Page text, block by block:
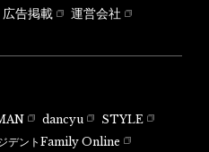
広告掲載
運営会社
dancyu
STYLE
デントFamily Online